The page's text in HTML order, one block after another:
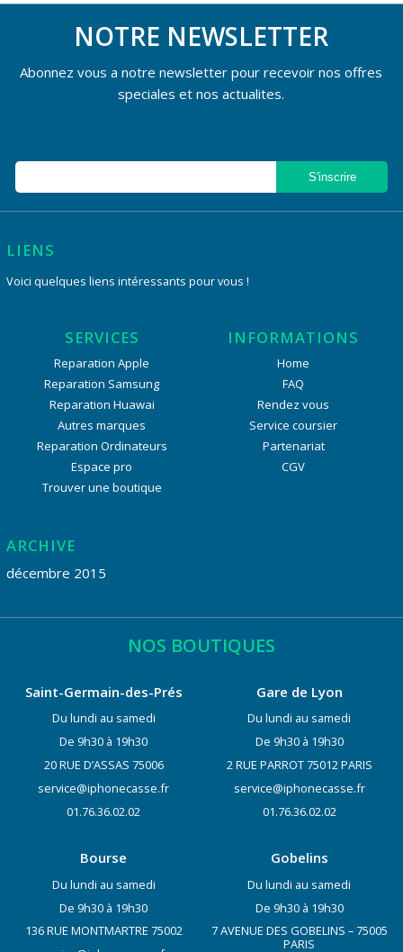
NOTRE NEWSLETTER
Abonnez vous a notre newsletter pour recevoir nos offres
speciales et nos actualites.
LIENS
Voici quelques liens intéressants pour vous !
SERVICES
Reparation Apple
Reparation Samsung
Reparation Huawai
Autres marques
Reparation Ordinateurs
Espace pro
Trouver une boutique
INFORMATIONS
Home
FAQ
Rendez vous
Service coursier
Partenariat
CGV
ARCHIVE
décembre 2015
NOS BOUTIQUES
Saint-Germain-des-Prés
Du lundi au samedi
De 9h30 à 19h30
20 RUE D’ASSAS 75006
service@iphonecasse.fr
01.76.36.02.02
Gare de Lyon
Du lundi au samedi
De 9h30 à 19h30
2 RUE PARROT 75012 PARIS
service@iphonecasse.fr
01.76.36.02.02
Bourse
Du lundi au samedi
De 9h30 à 19h30
136 RUE MONTMARTRE 75002
Gobelins
Du lundi au samedi
De 9h30 à 19h30
7 AVENUE DES GOBELINS – 75005
PARIS